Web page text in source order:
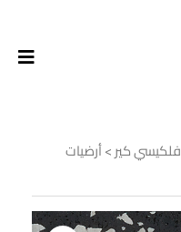
فلكيسي كير> أرضيات